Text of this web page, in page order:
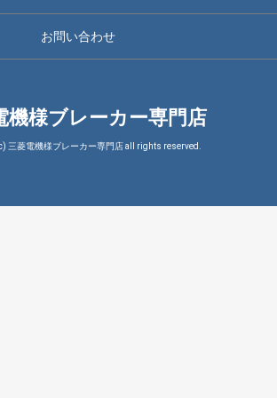
お問い合わせ
機様ブレーカー専門店
三菱電機様ブレーカー専門店 all rights reserved.